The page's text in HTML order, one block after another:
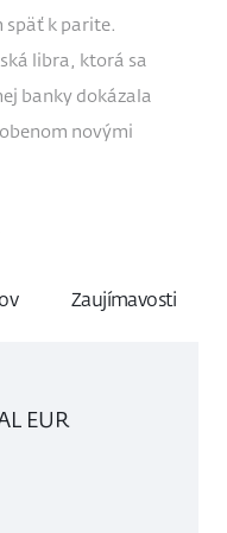
späť k parite.
libra, ktorá sa
banky dokázala
novými
Zaujímavosti
EUR